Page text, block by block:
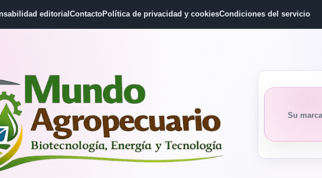
editorial ContactoPolítica de privacidad y cookiesCondiciones del servicio
Su